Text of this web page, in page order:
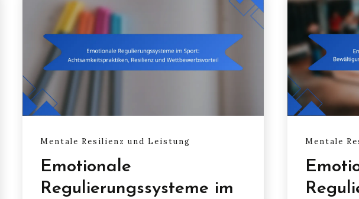
Mentale Resilienz und Leistung
Emotionale
Regulierungssysteme im
Mentale